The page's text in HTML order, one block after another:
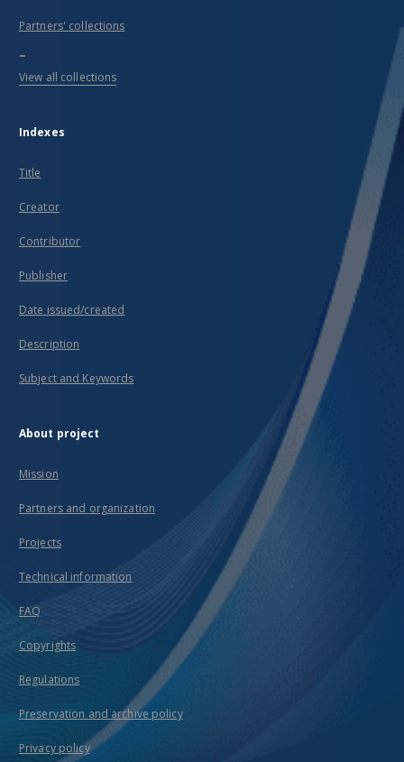
Partners' collections
...
View all collections
Indexes
Title
Creator
Contributor
Publisher
Date issued/created
Description
Subject and Keywords
About project
Mission
Partners and organization
Projects
Technical information
FAQ
Copyrights
Regulations
Preservation and archive policy
Privacy policy